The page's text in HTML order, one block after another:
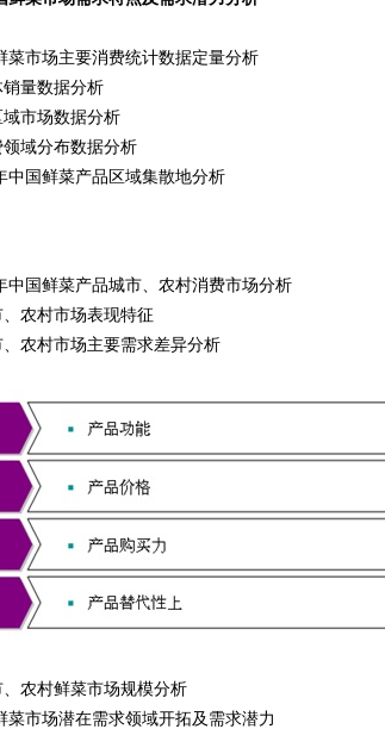
市场主要消费统计数据定量分析
数据分析
场数据分析
分布数据分析
国鲜菜产品区域集散地分析
国鲜菜产品城市、农村消费市场分析
市场表现特征
市场主要需求差异分析
鲜菜市场规模分析
市场潜在需求领域开拓及需求潜力